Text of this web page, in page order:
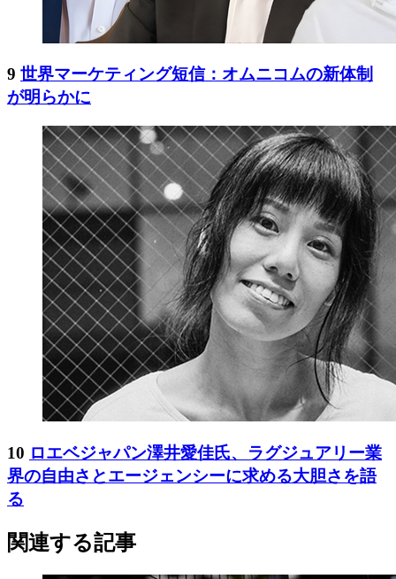
9 世界マーケティング短信：オムニコムの新体制
が明らかに
10 ロエベジャパン澤井愛佳氏、ラグジュアリー業
界の自由さとエージェンシーに求める大胆さを語
る
関連する記事